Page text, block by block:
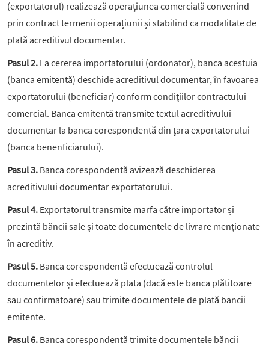
(exportatorul) realizează operațiunea comercială convenind
prin contract termenii operațiunii și stabilind ca modalitate de
plată acreditivul documentar.
Pasul 2. La cererea importatorului (ordonator), banca acestuia
(banca emitentă) deschide acreditivul documentar, în favoarea
exportatorului (beneficiar) conform condițiilor contractului
comercial. Banca emitentă transmite textul acreditivului
documentar la banca corespondentă din țara exportatorului
(banca benenficiarului).
Pasul 3. Banca corespondentă avizează deschiderea
acreditivului documentar exportatorului.
Pasul 4. Exportatorul transmite marfa către importator și
prezintă băncii sale și toate documentele de livrare menționate
în acreditiv.
Pasul 5. Banca corespondentă efectuează controlul
documentelor și efectuează plata (dacă este banca plătitoare
sau confirmatoare) sau trimite documentele de plată bancii
emitente.
Pasul 6. Banca corespondentă trimite documentele băncii